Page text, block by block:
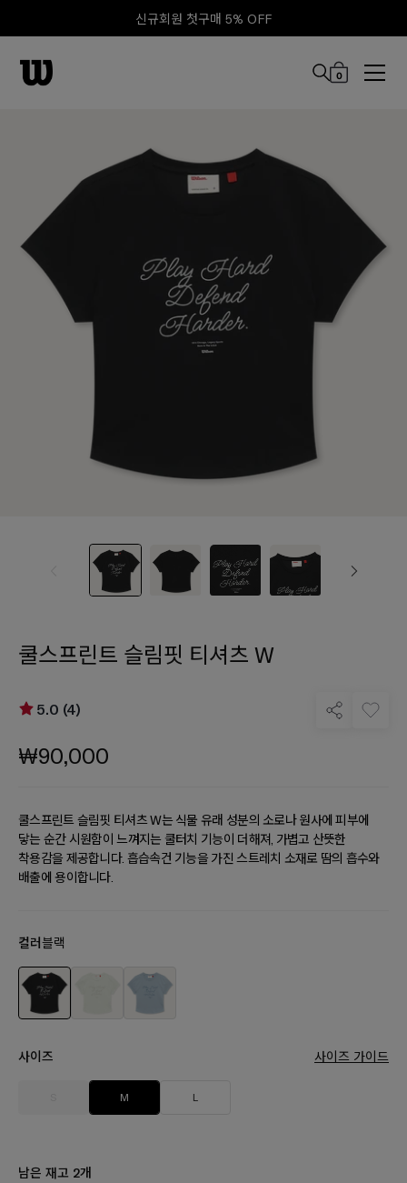
신규회원 첫구매 5% OFF
0
쿨스프린트 슬림핏 티셔츠 W
5.0 (4)
₩90,000
쿨스프린트 슬림핏 티셔츠 W는 식물 유래 성분의 소로나 원사에 피부에
닿는 순간 시원함이 느껴지는 쿨터치 기능이 더해져, 가볍고 산뜻한
착용감을 제공합니다. 흡습속건 기능을 가진 스트레치 소재로 땀의 흡수와
배출에 용이합니다.
컬러블랙
사이즈 사이즈 가이드
M L
남은 재고 2개